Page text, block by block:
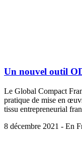
Un nouvel outil
Le Global Compact
pratique de mise en
tissu entrepreneurial
8 décembre 2021 - En